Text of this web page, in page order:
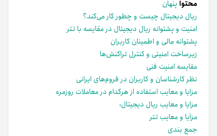
محتوا پنهان
ریال دیجیتال چیست و چطور کار می‌کند؟
امنیت و پشتوانه ریال دیجیتال در مقایسه با تتر
پشتوانه مالی و اطمینان کاربران
زیرساخت امنیتی و کنترل تراکنش‌ها
مقایسه امنیت فنی
نظر کارشناسان و کاربران در فروم‌های ایرانی
مزایا و معایب استفاده از هرکدام در معاملات روزمره
مزایا و معایب ریال دیجیتال:
مزایا و معایب تتر
جمع بندی